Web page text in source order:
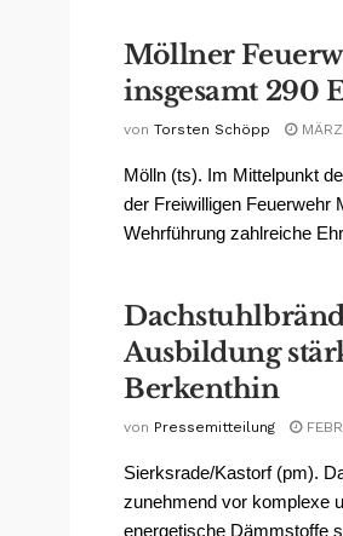
Möllner
insgesamt 290
von Torsten Schöpp
Mölln (ts). Im Mittelpunkt
der Freiwilligen Feuerwehr
Wehrführung zahlreiche
Ausbildung
Berkenthin
von Pressemitteilung
Sierksrade/Kastorf (pm).
zunehmend vor komplexe
energetische Dämmstoffe